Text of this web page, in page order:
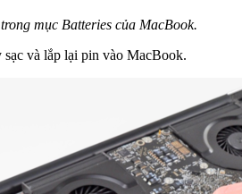
mục Batteries của MacBook.
sạc và lắp lại pin vào MacBook.